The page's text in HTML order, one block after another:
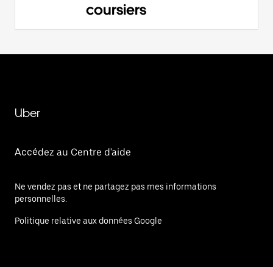
coursiers
Uber
Accédez au Centre d'aide
Ne vendez pas et ne partagez pas mes informations
personnelles.
Politique relative aux données Google